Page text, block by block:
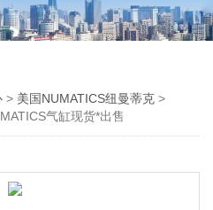
> 美国NUMATICS纽曼蒂克 >
气缸现货*出售